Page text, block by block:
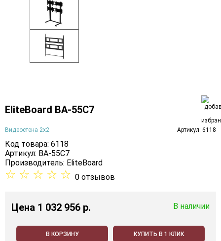
EliteBoard BA-55C7
Видеостена 2x2 Артикул: 6118
Код товара: 6118
Артикул: BA-55C7
Производитель: EliteBoard
☆ ☆ ☆ ☆ ☆ 0 отзывов
Цена 1 032 956 p. В наличии
В КОРЗИНУ КУПИТЬ В 1 КЛИК